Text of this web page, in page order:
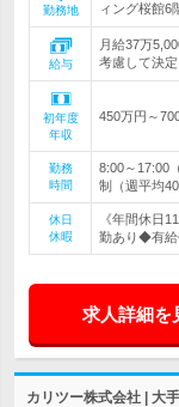
勤務地
ィング桜館6
給与
月給37万
考慮して決
初年度
年収
450万円～
勤務
時間
8:00～17:00
制（週平均
休日
休暇
《年間休日
勤あり◆有給
求人詳細を
カリツー株式会社 | 大